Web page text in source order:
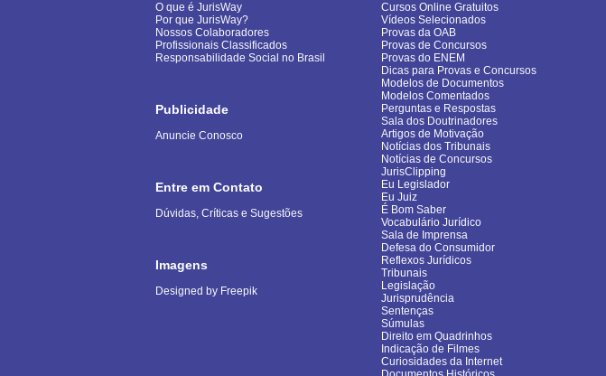
O que é JurisWay
Por que JurisWay?
Nossos Colaboradores
Profissionais Classificados
Responsabilidade Social no Brasil
Publicidade
Anuncie Conosco
Entre em Contato
Dúvidas, Críticas e Sugestões
Imagens
Designed by Freepik
Cursos Online Gratuitos
Vídeos Selecionados
Provas da OAB
Provas de Concursos
Provas do ENEM
Dicas para Provas e Concursos
Modelos de Documentos
Modelos Comentados
Perguntas e Respostas
Sala dos Doutrinadores
Artigos de Motivação
Notícias dos Tribunais
Notícias de Concursos
JurisClipping
Eu Legislador
Eu Juiz
É Bom Saber
Vocabulário Jurídico
Sala de Imprensa
Defesa do Consumidor
Reflexos Jurídicos
Tribunais
Legislação
Jurisprudência
Sentenças
Súmulas
Direito em Quadrinhos
Indicação de Filmes
Curiosidades da Internet